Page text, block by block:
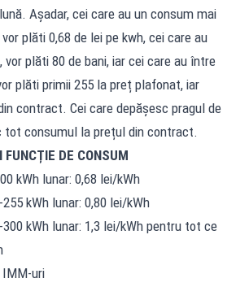
Așadar, cei care au un consum mai
plăti 0,68 de lei pe kwh, cei care au
vor plăti 80 de bani, iar cei care au între
plăti primii 255 la preț plafonat, iar
contract. Cei care depășesc pragul de
tot consumul la prețul din contract.
DE CONSUM
kWh lunar: 0,68 lei/kWh
kWh lunar: 0,80 lei/kWh
kWh lunar: 1,3 lei/kWh pentru tot ce
IMM-uri